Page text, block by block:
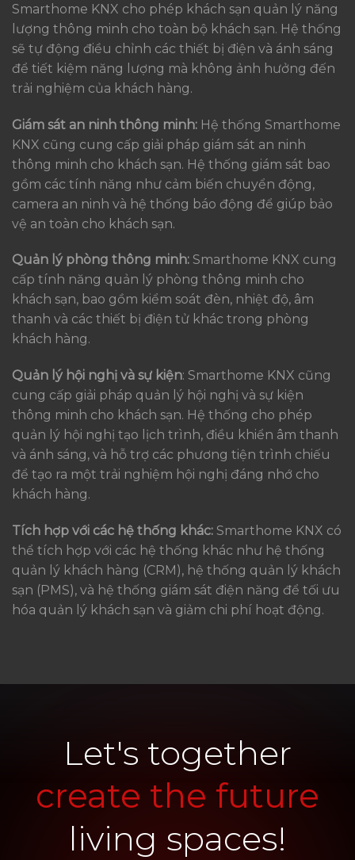
Smarthome KNX cho phép khách sạn quản lý năng
lượng thông minh cho toàn bộ khách sạn. Hệ thống
sẽ tự động điều chỉnh các thiết bị điện và ánh sáng
để tiết kiệm năng lượng mà không ảnh hưởng đến
trải nghiệm của khách hàng.
Giám sát an ninh thông minh: Hệ thống Smarthome
KNX cũng cung cấp giải pháp giám sát an ninh
thông minh cho khách sạn. Hệ thống giám sát bao
gồm các tính năng như cảm biến chuyển động,
camera an ninh và hệ thống báo động để giúp bảo
vệ an toàn cho khách sạn.
Quản lý phòng thông minh: Smarthome KNX cung
cấp tính năng quản lý phòng thông minh cho
khách sạn, bao gồm kiểm soát đèn, nhiệt độ, âm
thanh và các thiết bị điện tử khác trong phòng
khách hàng.
Quản lý hội nghị và sự kiện: Smarthome KNX cũng
cung cấp giải pháp quản lý hội nghị và sự kiện
thông minh cho khách sạn. Hệ thống cho phép
quản lý hội nghị tạo lịch trình, điều khiển âm thanh
và ánh sáng, và hỗ trợ các phương tiện trình chiếu
để tạo ra một trải nghiệm hội nghị đáng nhớ cho
khách hàng.
Tích hợp với các hệ thống khác: Smarthome KNX có
thể tích hợp với các hệ thống khác như hệ thống
quản lý khách hàng (CRM), hệ thống quản lý khách
sạn (PMS), và hệ thống giám sát điện năng để tối ưu
hóa quản lý khách sạn và giảm chi phí hoạt động.
Let's together
create the future
living spaces!